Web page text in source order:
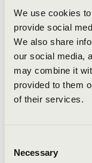
We use cookies
provide social
We also share
our social media,
may combine it
provided to them
of their services.
Selection
Necessary
2024.09.04. -